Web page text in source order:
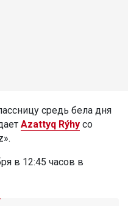
средь бела дня
Azattyq Rýhy со
в 12:45 часов в